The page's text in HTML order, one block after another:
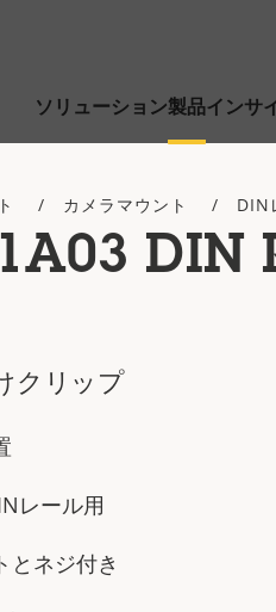
ソリューション製品インサ
カメラマウント DIN
DIN
クリップ
レール用
とネジ付き